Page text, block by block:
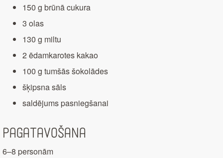
150 g brūnā cukura
3 olas
130 g miltu
2 ēdamkarotes kakao
100 g tumšās šokolādes
šķipsna sāls
saldējums pasniegšanai
Pagatavošana
6–8 personām